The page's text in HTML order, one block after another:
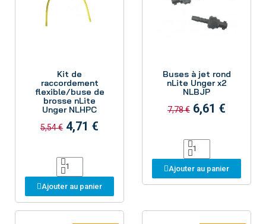
Kit de
raccordement
flexible/buse de
brosse nLite
Unger NLHPC
5,54 € 4,71 €
Ajouter au panier
Buses à jet rond
nLite Unger x2
NLBJP
7,78 € 6,61 €
Ajouter au panier